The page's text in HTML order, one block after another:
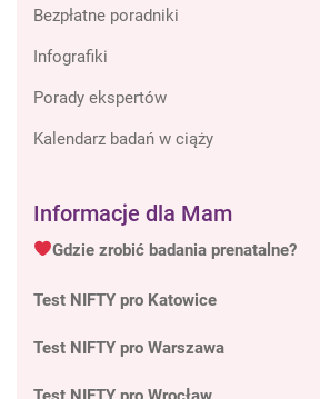
Bezpłatne poradniki
Infografiki
Porady ekspertów
Kalendarz badań w ciąży
Informacje dla Mam
Gdzie zrobić badania prenatalne?
Test NIFTY pro Katowice
Test NIFTY pro Warszawa